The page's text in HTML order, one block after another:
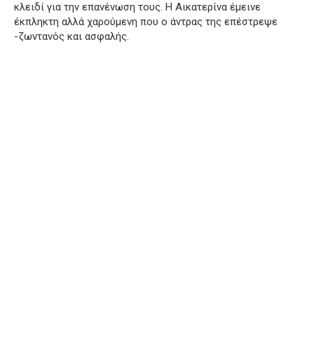
κλειδί για την επανένωση τους. Η Αικατερίνα έμεινε
έκπληκτη αλλά χαρούμενη που ο άντρας της επέστρεψε
-ζωντανός και ασφαλής.